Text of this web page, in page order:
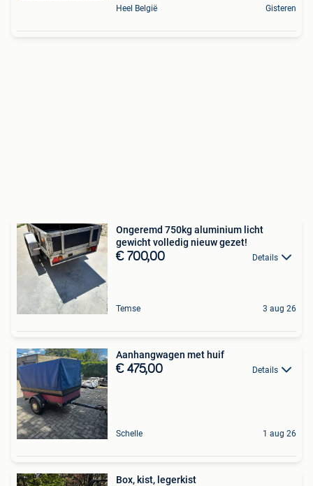
Heel België Gisteren
Ongeremd 750kg aluminium licht
gewicht volledig nieuw gezet!
€ 700,00 Details
Temse 3 aug 26
Aanhangwagen met huif
€ 475,00 Details
Schelle 1 aug 26
Box, kist, legerkist